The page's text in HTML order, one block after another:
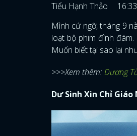
Tiểu Hạnh Thảo
Mình cứ ngỡ, tháng 9
loạt bộ phim đình
Muốn biết tại sao lại
>>>Xem thêm:Dương
Dư Sinh Xin Chỉ